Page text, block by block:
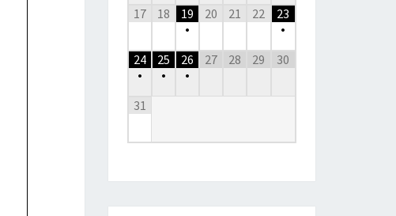
17 18
19
•
20 21 22
23
•
24
•
25
•
26
•
27 28 29 30
31